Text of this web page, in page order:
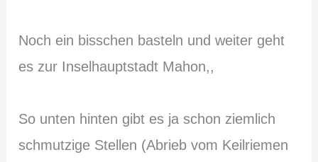
Noch ein bisschen basteln und weiter geht
es zur Inselhauptstadt Mahon,,
So unten hinten gibt es ja schon ziemlich
schmutzige Stellen (Abrieb vom Keilriemen